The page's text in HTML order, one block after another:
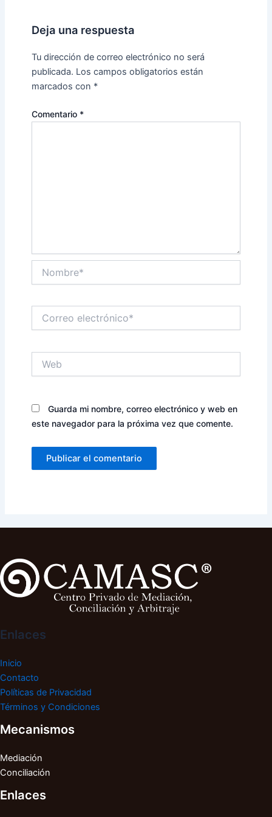
Deja una respuesta
Tu dirección de correo electrónico no será
publicada. Los campos obligatorios están
marcados con *
Comentario *
electrónico*
Guarda mi nombre, correo electrónico y web en
este navegador para la próxima vez que comente.
Enlaces
Inicio
Contacto
Políticas de Privacidad
Términos y Condiciones
Mecanismos
Mediación
Conciliación
Enlaces